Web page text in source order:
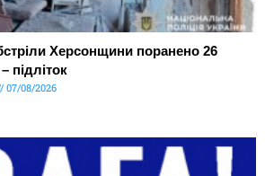
Херсонщини поранено 26
підліток
07/08/2026